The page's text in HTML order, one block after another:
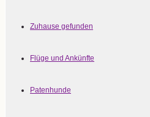
Zuhause gefunden
Flüge und Ankünfte
Patenhunde